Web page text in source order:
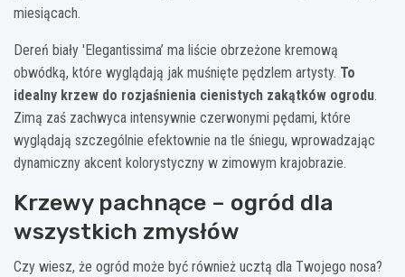
miesiącach.
Dereń biały 'Elegantissima’ ma liście obrzeżone kremową
obwódką, które wyglądają jak muśnięte pędzlem artysty. To
idealny krzew do rozjaśnienia cienistych zakątków ogrodu.
Zimą zaś zachwyca intensywnie czerwonymi pędami, które
wyglądają szczególnie efektownie na tle śniegu, wprowadzając
dynamiczny akcent kolorystyczny w zimowym krajobrazie.
Krzewy pachnące – ogród dla
wszystkich zmysłów
Czy wiesz, że ogród może być również ucztą dla Twojego nosa?